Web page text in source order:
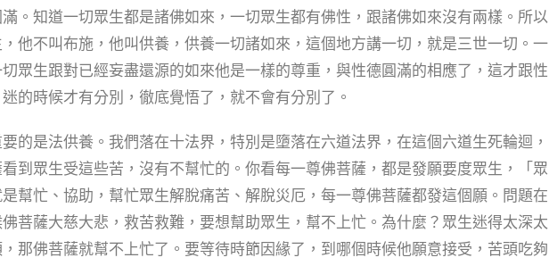
。知道一切眾生都是諸佛如來，一切眾生都有佛性，跟諸佛如來沒有兩樣。所以
他不叫布施，他叫供養，供養一切諸如來，這個地方講一切，就是三世一切。一
眾生跟對已經妄盡還源的如來他是一樣的尊重，與性德圓滿的相應了，這才跟性
的時候才有分別，徹底覺悟了，就不會有分別了。
是法供養。我們落在十法界，特別是墮落在六道法界，在這個六道生死輪迴，
到眾生受這些苦，沒有不幫忙的。你看每一尊佛菩薩，都是發願要度眾生，「眾
幫忙、協助，幫忙眾生解脫痛苦、解脫災厄，每一尊佛菩薩都發這個願。問題在
菩薩大慈大悲，救苦救難，要想幫助眾生，幫不上忙。為什麼？眾生迷得太深太
那佛菩薩就幫不上忙了。要等待時節因緣了，到哪個時候他願意接受，苦頭吃夠